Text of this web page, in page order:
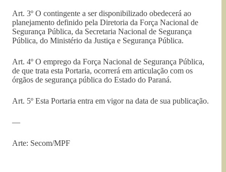
Art. 3º O contingente a ser disponibilizado obedecerá ao
planejamento definido pela Diretoria da Força Nacional de
Segurança Pública, da Secretaria Nacional de Segurança
Pública, do Ministério da Justiça e Segurança Pública.
Art. 4º O emprego da Força Nacional de Segurança Pública,
de que trata esta Portaria, ocorrerá em articulação com os
órgãos de segurança pública do Estado do Paraná.
Art. 5º Esta Portaria entra em vigor na data de sua publicação.
—
Arte: Secom/MPF